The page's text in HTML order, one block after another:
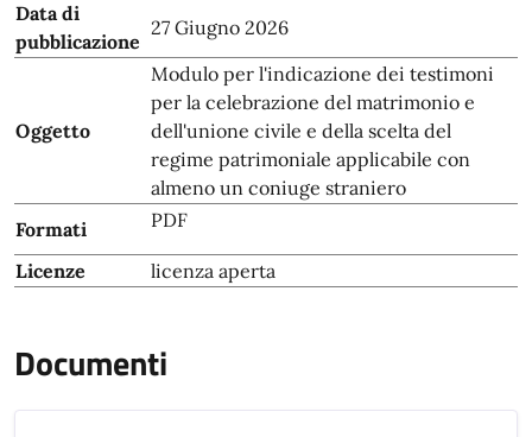
Data di
pubblicazione
27 Giugno 2026
Oggetto
Modulo per l'indicazione dei testimoni
per la celebrazione del matrimonio e
dell'unione civile e della scelta del
regime patrimoniale applicabile con
almeno un coniuge straniero
Formati
PDF
Licenze licenza aperta
Documenti